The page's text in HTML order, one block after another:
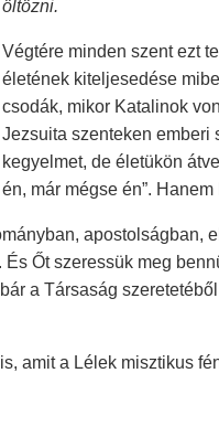
öltözni.
Végtére minden szent ezt
életének kiteljesedése
csodák, mikor Katalinok
Jezsuita szenteken emberi
kegyelmet, de életükön
én, már mégse én”. Hanem
apostolságban,
Őt szeressük meg
a Társaság
amit a Lélek misztikus